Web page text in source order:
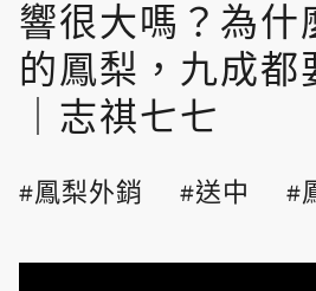
響很大嗎？為什
的鳳梨，九成都
｜志祺七七
鳳梨外銷​ 送中